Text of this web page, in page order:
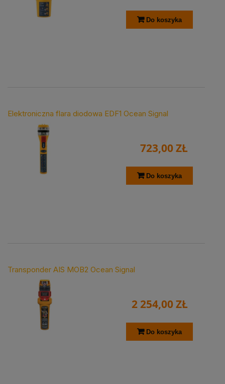
Do koszyka
Elektroniczna flara diodowa EDF1 Ocean Signal
723,00 ZŁ
Do koszyka
Transponder AIS MOB2 Ocean Signal
2 254,00 ZŁ
Do koszyka